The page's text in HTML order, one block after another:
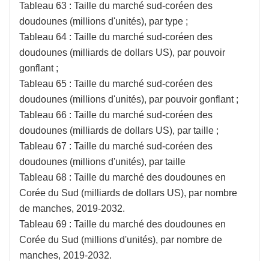
Tableau 63 : Taille du marché sud-coréen des
doudounes (millions d'unités), par type ;
Tableau 64 : Taille du marché sud-coréen des
doudounes (milliards de dollars US), par pouvoir
gonflant ;
Tableau 65 : Taille du marché sud-coréen des
doudounes (millions d'unités), par pouvoir gonflant ;
Tableau 66 : Taille du marché sud-coréen des
doudounes (milliards de dollars US), par taille ;
Tableau 67 : Taille du marché sud-coréen des
doudounes (millions d'unités), par taille
Tableau 68 : Taille du marché des doudounes en
Corée du Sud (milliards de dollars US), par nombre
de manches, 2019-2032.
Tableau 69 : Taille du marché des doudounes en
Corée du Sud (millions d'unités), par nombre de
manches, 2019-2032.